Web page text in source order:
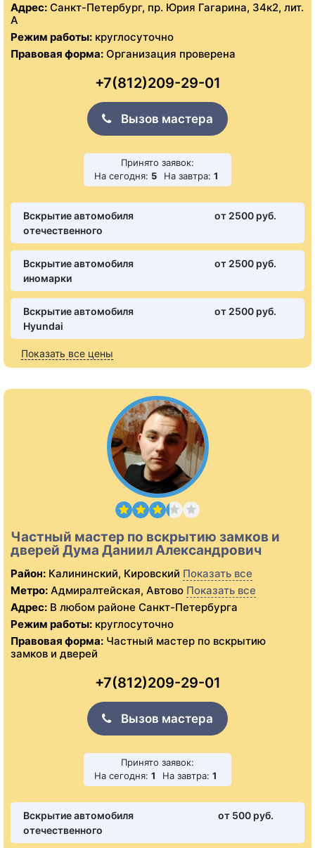
Адрес: Санкт-Петербург, пр. Юрия Гагарина, 34к2, лит.
А
Режим работы: круглосуточно
Правовая форма: Организация проверена
+7(812)209-29-01
Вызов мастера
Принято заявок:
На сегодня: 5 На завтра: 1
Вскрытие автомобиля
отечественного
от 2500 pуб.
Вскрытие автомобиля
иномарки
от 2500 pуб.
Вскрытие автомобиля
Hyundai
от 2500 pуб.
Показать все цены
Частный мастер по вскрытию замков и
дверей Дума Даниил Александрович
Район: Калининский, Кировский Показать все
Метро: Адмиралтейская, Автово Показать все
Адрес: В любом районе Санкт-Петербурга
Режим работы: круглосуточно
Правовая форма: Частный мастер по вскрытию
замков и дверей
+7(812)209-29-01
Вызов мастера
Принято заявок:
На сегодня: 1 На завтра: 1
Вскрытие автомобиля
отечественного
от 500 pуб.